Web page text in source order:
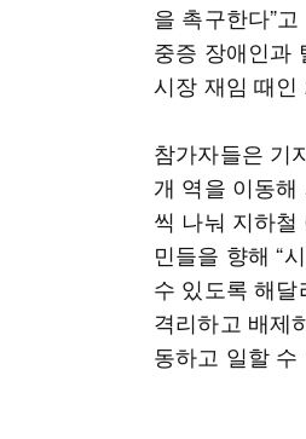
을 촉구한다”
중증 장애인과
시장 재임 때
참가자들은 기
개 역을 이동
씩 나눠 지하
민들을 향해 “
수 있도록 해달
격리하고 배제
동하고 일할